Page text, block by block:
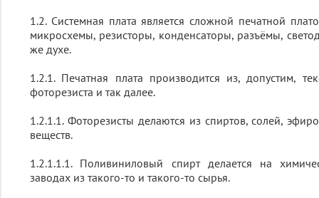
1.2. Системная плата является сложной печатной
микросхемы, резисторы, конденсаторы, разъёмы,
же духе.
1.2.1. Печатная плата производится из, допустим,
фоторезиста и так далее.
1.2.1.1. Фоторезисты делаются из спиртов, солей,
веществ.
1.2.1.1.1. Поливиниловый спирт делается на
заводах из такого-то и такого-то сырья.